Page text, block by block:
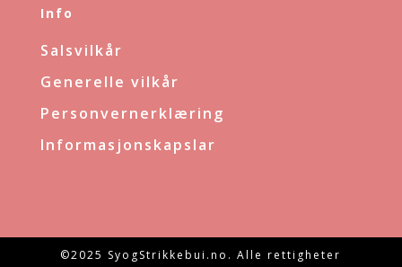
Info
Salsvilkår
Generelle vilkår
Personvernerklæring
Informasjonskapslar
©2025 SyogStrikkebui.no. Alle rettigheter